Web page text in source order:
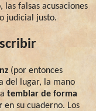
falsas acusaciones
judicial justo.
(por entonces
del lugar, la mano
temblar de forma
en su cuaderno. Los